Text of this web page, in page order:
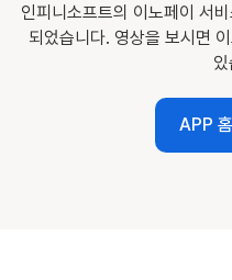
인피니소프트의 이노페이 서
되었습니다. 영상을 보시면
APP